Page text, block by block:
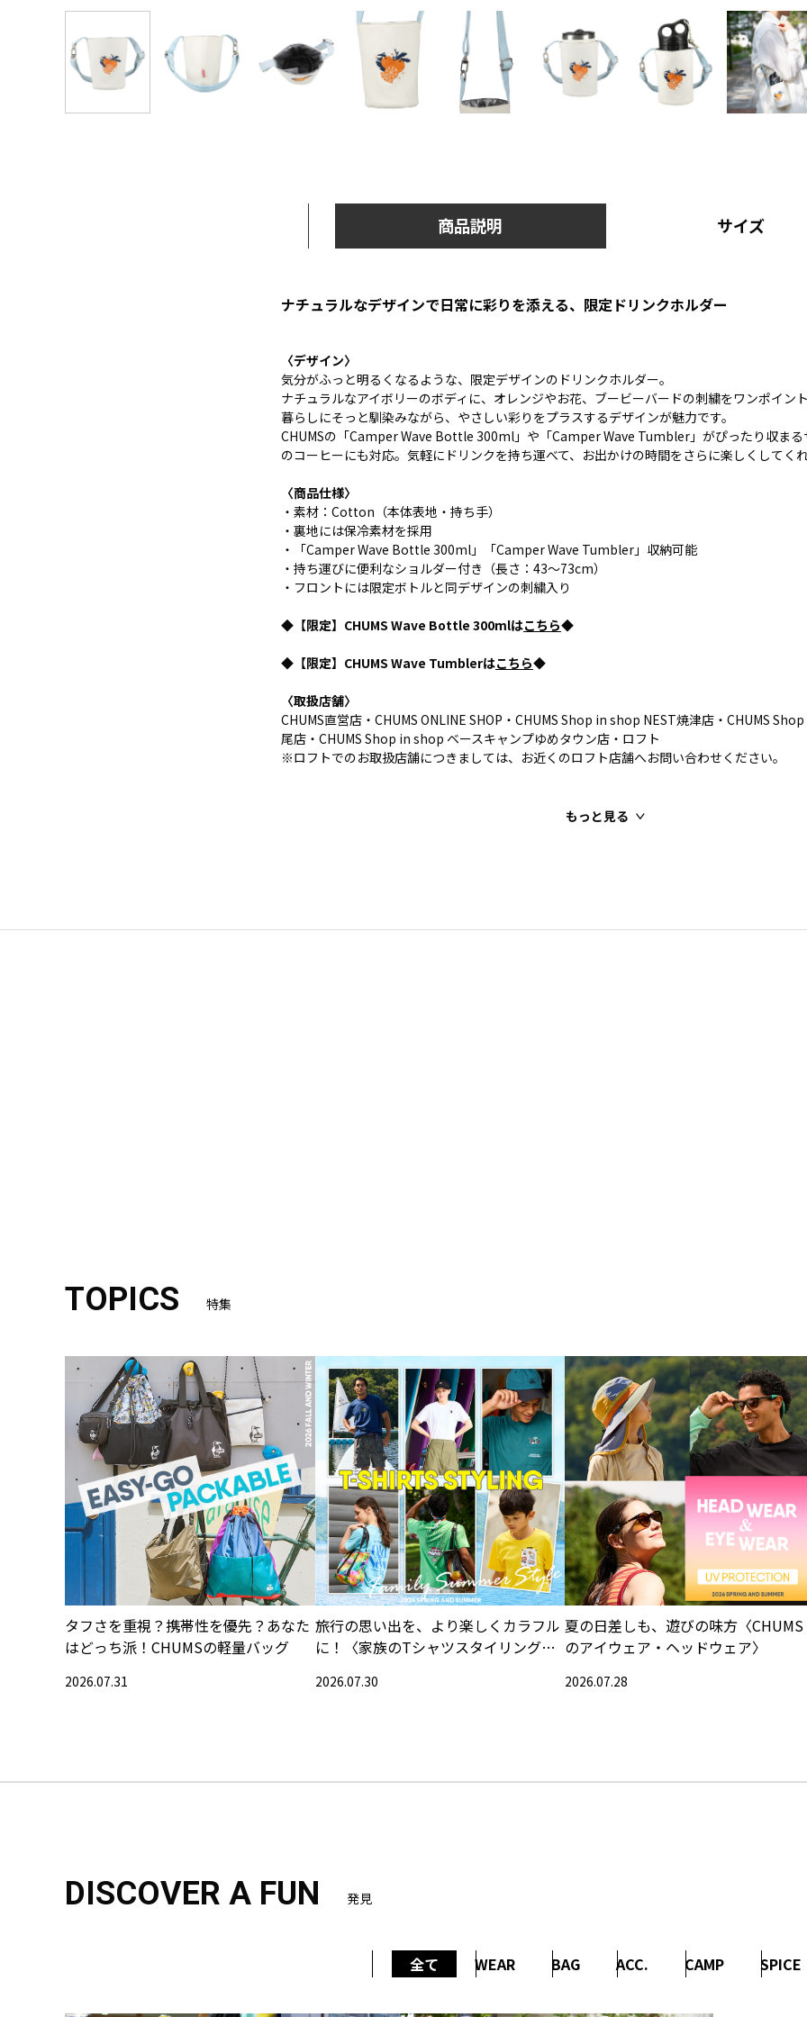
商品説明 サイズ
ナチュラルなデザインで日常に彩りを添える、限定ドリンクホルダー
〈デザイン〉
気分がふっと明るくなるような、限定デザインのドリンクホルダー。
ナチュラルなアイボリーのボディに、オレンジやお花、ブービーバードの刺繍をワンポイン
暮らしにそっと馴染みながら、やさしい彩りをプラスするデザインが魅力です。
CHUMSの「Camper Wave Bottle 300ml」や「Camper Wave Tumbler」がぴったり収まる
のコーヒーにも対応。気軽にドリンクを持ち運べて、お出かけの時間をさらに楽しくしてく
〈商品仕様〉
・素材：Cotton（本体表地・持ち手）
・裏地には保冷素材を採用
・「Camper Wave Bottle 300ml」「Camper Wave Tumbler」収納可能
・持ち運びに便利なショルダー付き（長さ：43～73cm）
・フロントには限定ボトルと同デザインの刺繍入り
◆【限定】CHUMS Wave Bottle 300mlはこちら◆
◆【限定】CHUMS Wave Tumblerはこちら◆
〈取扱店舗〉
CHUMS直営店・CHUMS ONLINE SHOP・CHUMS Shop in shop NEST焼津店・CHUMS
尾店・CHUMS Shop in shop ベースキャンプゆめタウン店・ロフト
※ロフトでのお取扱店舗につきましては、お近くのロフト店舗へお問い合わせください。
もっと見る
TOPICS 特集
タフさを重視？携帯性を優先？あなた
はどっち派！CHUMSの軽量バッグ
2026.07.31
旅行の思い出を、より楽しくカラフル
に！〈家族のTシャツスタイリング特
2026.07.30
夏の日差しも、遊びの味方〈CHUMS
のアイウェア・ヘッドウェア〉
2026.07.28
DISCOVER A FUN 発見
全て WEAR BAG ACC. CAMP SPICE